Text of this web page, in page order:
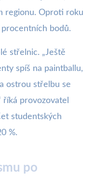
regionu. Oproti roku
bodů.
střelnic. „Ještě
spíš na paintballu,
ostrou střelbu se
říká provozovatel
studentských
%.
po